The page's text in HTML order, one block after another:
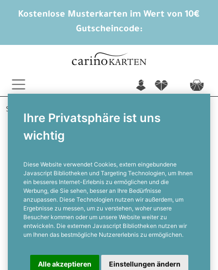
Kostenlose Musterkarten im Wert von 10€
Gutscheincode:
Ihre Privatsphäre ist uns
wichtig
Diese Website verwendet Cookies, extern eingebundene
Javascript Bibliotheken und Targeting Technologien, um Ihnen
ein besseres Internet-Erlebnis zu ermöglichen und die
Werbung, die Sie sehen, besser an Ihre Bedürfnisse
anzupassen. Diese Technologien nutzen wir außerdem, um
Ergebnisse zu messen, um zu verstehen, woher unsere
Besucher kommen oder um unsere Website weiter zu
entwickeln. Die externen Javascript Bibliotheken nutzen wir
um Ihnen das bestmögliche Nutzererlebnis zu ermöglichen.
Alle akzeptieren Einstellungen ändern
n f c
Startseite
Abschied
Trauerkarte mit großem Foto und